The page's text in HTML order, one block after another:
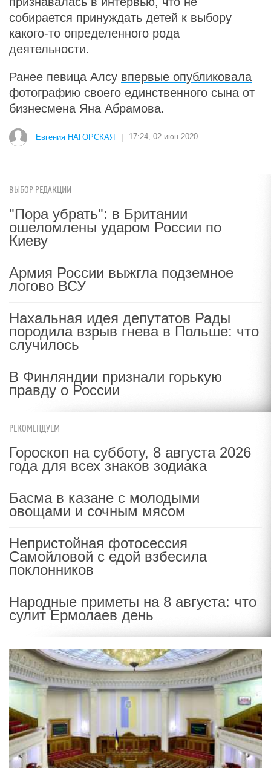
собирается принуждать детей к выбору
какого-то определенного рода
деятельности.
Ранее певица Алсу впервые опубликовала
фотографию своего единственного сына от
бизнесмена Яна Абрамова.
Евгения НАГОРСКАЯ 17:24, 02 июн 2020
ВЫБОР РЕДАКЦИИ
"Пора убрать": в Британии
ошеломлены ударом России по
Киеву
Армия России выжгла подземное
логово ВСУ
Нахальная идея депутатов Рады
породила взрыв гнева в Польше: что
случилось
В Финляндии признали горькую
правду о России
РЕКОМЕНДУЕМ
Гороскоп на субботу, 8 августа 2026
года для всех знаков зодиака
Басма в казане с молодыми
овощами и сочным мясом
Непристойная фотосессия
Самойловой с едой взбесила
поклонников
Народные приметы на 8 августа: что
сулит Ермолаев день